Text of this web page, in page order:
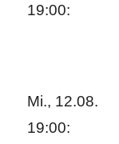
19:00:
Mi., 12.08.
19:00: